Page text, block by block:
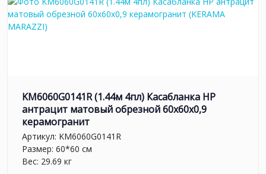
KM6060G0141R (1.44м 4пл) Касабланка HP
антрацит матовый обрезной 60x60x0,9
керамогранит
Артикул: KM6060G0141R
Размер: 60*60 см
Вес: 29.69 кг